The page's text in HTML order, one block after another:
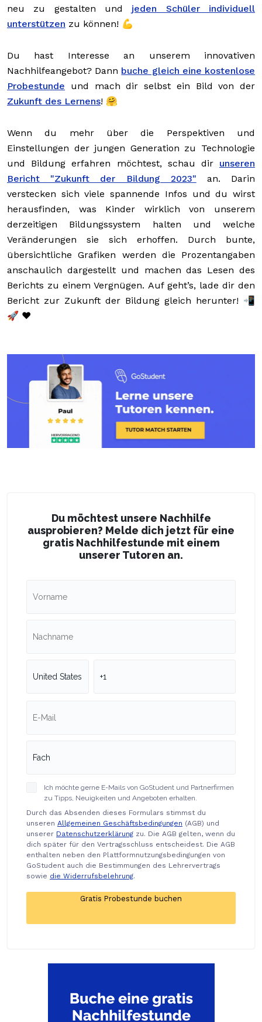
neu zu gestalten und jeden Schüler individuell
unterstützen zu können! 💪
Du hast Interesse an unserem innovativen
Nachhilfeangebot? Dann buche gleich eine kostenlose
Probestunde und mach dir selbst ein Bild von der
Zukunft des Lernens! 🤗
Wenn du mehr über die Perspektiven und
Einstellungen der jungen Generation zu Technologie
und Bildung erfahren möchtest, schau dir unseren
Bericht "Zukunft der Bildung 2023" an. Darin
verstecken sich viele spannende Infos und du wirst
herausfinden, was Kinder wirklich von unserem
derzeitigen Bildungssystem halten und welche
Veränderungen sie sich erhoffen. Durch bunte,
übersichtliche Grafiken werden die Prozentangaben
anschaulich dargestellt und machen das Lesen des
Berichts zu einem Vergnügen. Auf geht’s, lade dir den
Bericht zur Zukunft der Bildung gleich herunter! 📲
🚀 ❤️
Du möchtest unsere Nachhilfe
ausprobieren? Melde dich jetzt für eine
gratis Nachhilfestunde mit einem
unserer Tutoren an.
Ich möchte gerne E-Mails von GoStudent und Partnerfirmen
zu Tipps, Neuigkeiten und Angeboten erhalten.
Durch das Absenden dieses Formulars stimmst du
unseren Allgemeinen Geschäftsbedingungen (AGB) und
unserer Datenschutzerklärung zu. Die AGB gelten, wenn du
dich später für den Vertragsschluss entscheidest. Die AGB
enthalten neben den Plattformnutzungsbedingungen von
GoStudent auch die Bestimmungen des Lehrervertrags
sowie die Widerrufsbelehrung.